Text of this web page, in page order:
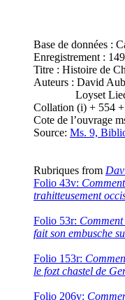
Base de données :
Enregistrement :
Titre : Histoire de
Auteurs : David
Loyset
Collation (i) + 554
Cote de l’ouvrage
Source: Ms. 9,
Rubriques from
Folio 43v:
trahitteusement
Folio 53r:
fait son embusche
Folio 153r:
le fozt chastel de
Folio 206v: